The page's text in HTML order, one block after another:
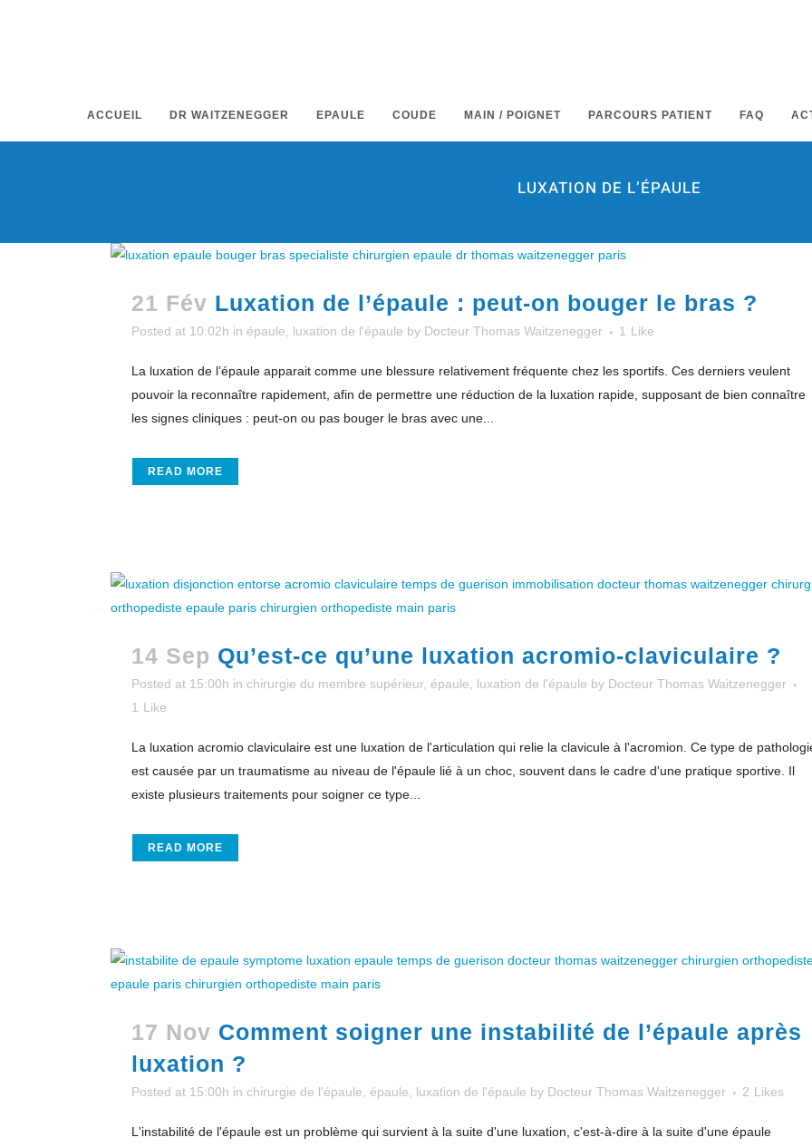
ACCUEIL DR WAITZENEGGER EPAULE COUDE MAIN / POIGNET PARCOURS PATIENT FAQ
LUXATION DE L’ÉPAULE
21 Fév Luxation de l’épaule : peut-on bouger le bras ?
Posted at 10:02h in épaule luxation de l'épaule by Docteur Thomas Waitzenegger 1 Like
La luxation de l’épaule apparait comme une blessure relativement fréquente chez les sportifs. Ces derniers veulent
pouvoir la reconnaître rapidement, afin de permettre une réduction de la luxation rapide, supposant de bien connaître
les signes cliniques : peut-on ou pas bouger le bras avec une...
READ MORE
14 Sep Qu’est-ce qu’une luxation acromio-claviculaire ?
Posted at 15:00h in chirurgie du membre supérieur, épaule luxation de l'épaule by Docteur Thomas Waitzenegger
1 Like
La luxation acromio claviculaire est une luxation de l'articulation qui relie la clavicule à l'acromion. Ce type de
est causée par un traumatisme au niveau de l'épaule lié à un choc, souvent dans le cadre d'une pratique sportive. Il
existe plusieurs traitements pour soigner ce type...
READ MORE
17 Nov Comment soigner une instabilité de l’épaule après
luxation ?
Posted at 15:00h in chirurgie de l'épaule épaule luxation de l'épaule by Docteur Thomas Waitzenegger 2 Likes
L'instabilité de l'épaule est un problème qui survient à la suite d'une luxation, c'est-à-dire à la suite d'une épaule